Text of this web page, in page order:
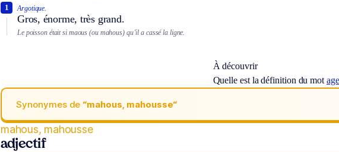
Argotique.
Gros, énorme, très grand.
1
Le poisson était si maous (ou mahous) qu’il a cassé la ligne.
À découvrir
Quelle est la définition du mot
Synonymes de “mahous, mahousse“
mahous, mahousse
adjectif